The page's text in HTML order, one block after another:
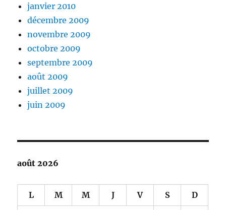
janvier 2010
décembre 2009
novembre 2009
octobre 2009
septembre 2009
août 2009
juillet 2009
juin 2009
août 2026
L M M J V S D